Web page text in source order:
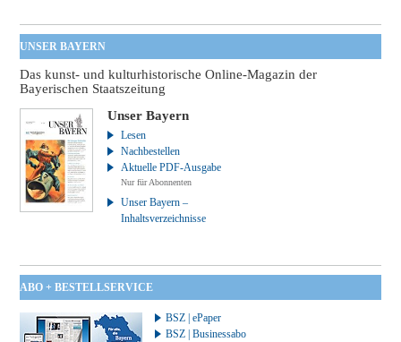
UNSER BAYERN
Das kunst- und kulturhistorische Online-Magazin der
Bayerischen Staatszeitung
Unser Bayern
Lesen
Nachbestellen
Aktuelle PDF-Ausgabe
Nur für Abonnenten
Unser Bayern –
Inhaltsverzeichnisse
ABO + BESTELLSERVICE
BSZ | ePaper
BSZ | Businessabo